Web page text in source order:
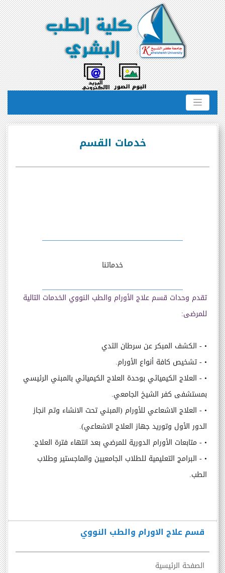
قسم علاج الاورام والطب النووي
الصفحة الرئيسية
خدمات القسم
خدماتنا
تقدم وحدات قسم علاج الأورام والطب النووي الخدمات التالية
للمرضى:
•- الكشف المبكر عن سرطان الثدي
•- تشخيص كافة أنواع الأورام.
•- العلاج الكيميائي بوحدة العلاج الكيميائي بالمبني الرئيسي
بمستشفى كفر الشيخ الجامعي.
•- العلاج الاشعاعي للأورام (المبني تحت الانشاء وتم انجاز
الدور الأول وتوريد جهاز العلاج الاشعاعي).
•- متابعات الأورام الدورية للمرضي بعد انتهاء فترة العلاج.
•- البرامج التعليمية للطلاب الجامعيين والماجستير وطلاب
الطب.